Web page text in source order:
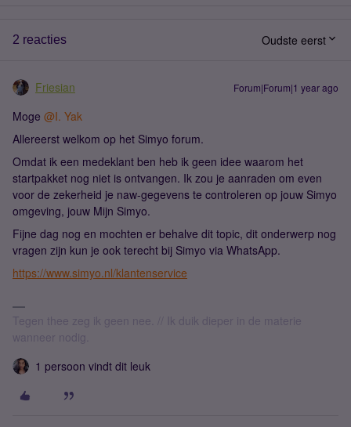
2 reacties Oudste eerst
Friesian Forum|Forum|1 year ago
Moge ​ @I. Yak
Allereerst welkom op het Simyo forum.
Omdat ik een medeklant ben heb ik geen idee waarom het
startpakket nog niet is ontvangen. Ik zou je aanraden om even
voor de zekerheid je naw-gegevens te controleren op jouw Simyo
omgeving, jouw Mijn Simyo.
Fijne dag nog en mochten er behalve dit topic, dit onderwerp nog
vragen zijn kun je ook terecht bij Simyo via WhatsApp.
https://www.simyo.nl/klantenservice
Tegen thee zeg ik geen nee. // Ik duik dieper in de materie
wanneer nodig.
1 persoon vindt dit leuk